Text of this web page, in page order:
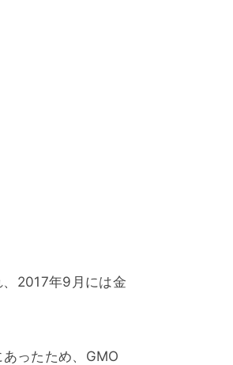
2017年9月には金
ったため、GMO